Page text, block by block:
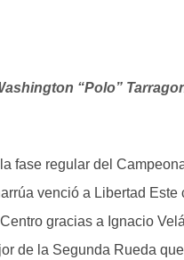
“Polo”
fase regular del
venció a Libertad
gracias a Ignacio
de la Segunda Rueda